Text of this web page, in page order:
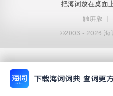
把海词放在桌面
触屏版
|
©2003 - 2026 海